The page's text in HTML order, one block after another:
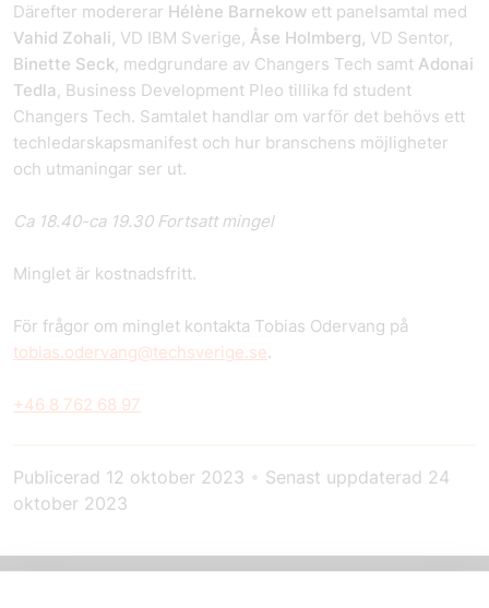
Därefter modererar Hélène Barnekow ett panelsamtal med
Vahid Zohali, VD IBM Sverige, Åse Holmberg, VD Sentor,
Binette Seck, medgrundare av Changers Tech samt Adonai
Tedla , Business Development Pleo tillika fd student
Changers Tech. Samtalet handlar om varför det behövs ett
techledarskapsmanifest och hur branschens möjligheter
och utmaningar ser ut.
Ca 18.40-ca 19.30 Fortsatt mingel
Minglet är kostnadsfritt.
För frågor om minglet kontakta Tobias Odervang på
tobias.odervang@techsverige.se.
+46 8 762 68 97
Publicerad 12 oktober 2023 • Senast uppdaterad 24
oktober 2023